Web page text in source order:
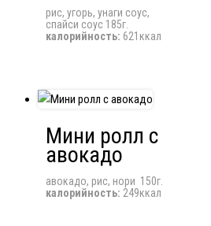
рис, угорь, унаги соус,
спайси соус 185г.
калорийность: 621ккал
Мини ролл с
авокадо
авокадо, рис, нори 150г.
калорийность: 249ккал